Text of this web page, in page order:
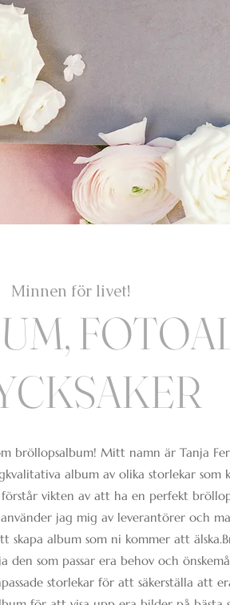
Minnen för livet!
bröllopsalbum! Mitt namn är Tanja
album av olika storlekar som
vikten av att ha en perfekt
jag mig av leverantörer och
skapa album som ni kommer att
den som passar era behov och
storlekar för att säkerställa att